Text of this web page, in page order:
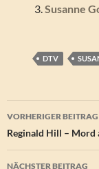
Susanne
DTV
VORHERIGER BEITRAG
Reginald Hill –
NÄCHSTER BEITRAG